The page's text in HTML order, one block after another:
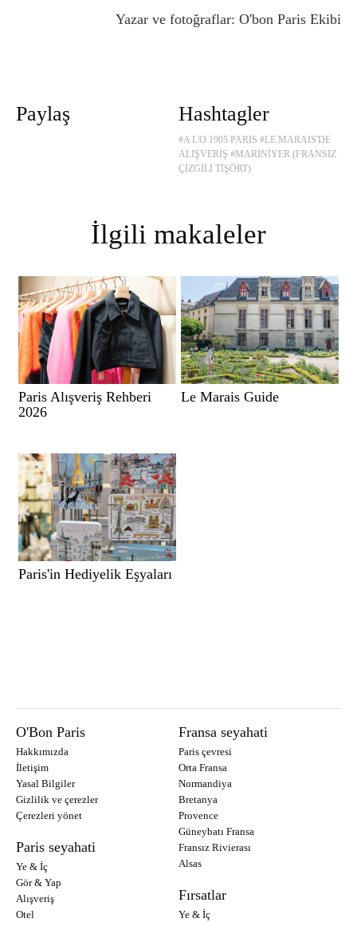
Yazar ve fotoğraflar: O'bon Paris Ekibi
Paylaş Hashtagler
#A L'O 1905 PARIS #LE MARAIS'DE
ALIŞVERİŞ #MARİNİYER (FRANSIZ
ÇİZGİLİ TİŞÖRT)
İlgili makaleler
Paris Alışveriş Rehberi
2026
Le Marais Guide
Paris'in Hediyelik Eşyaları
O'Bon Paris
Hakkımızda
İletişim
Yasal Bilgiler
Gizlilik ve çerezler
Çerezleri yönet
Paris seyahati
Ye & İç
Gör & Yap
Alışveriş
Otel
Fransa seyahati
Paris çevresi
Orta Fransa
Normandiya
Bretanya
Provence
Güneybatı Fransa
Fransız Rivierası
Alsas
Fırsatlar
Ye & İç